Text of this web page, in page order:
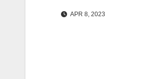
APR 8, 2023